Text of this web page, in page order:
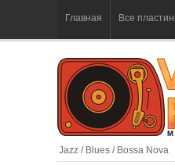
Главная Все
Jazz / Blues / Bossa Nova